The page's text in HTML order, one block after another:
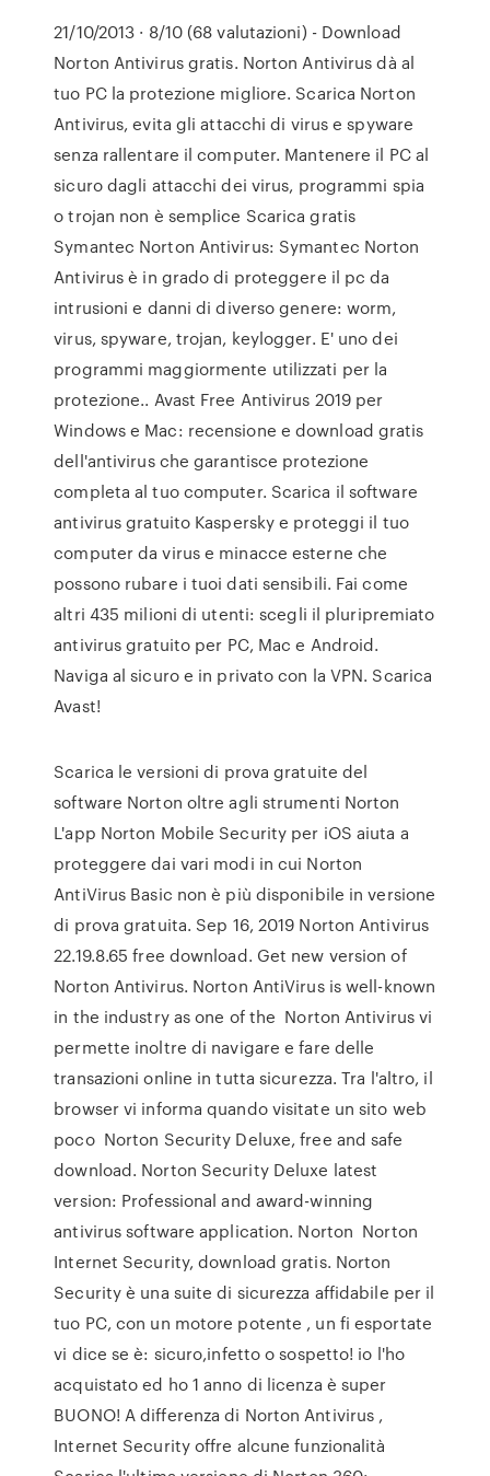
21/10/2013 · 8/10 (68 valutazioni) - Download
Norton Antivirus gratis. Norton Antivirus dà al
tuo PC la protezione migliore. Scarica Norton
Antivirus, evita gli attacchi di virus e spyware
senza rallentare il computer. Mantenere il PC al
sicuro dagli attacchi dei virus, programmi spia
o trojan non è semplice Scarica gratis
Symantec Norton Antivirus: Symantec Norton
Antivirus è in grado di proteggere il pc da
intrusioni e danni di diverso genere: worm,
virus, spyware, trojan, keylogger. E' uno dei
programmi maggiormente utilizzati per la
protezione.. Avast Free Antivirus 2019 per
Windows e Mac: recensione e download gratis
dell'antivirus che garantisce protezione
completa al tuo computer. Scarica il software
antivirus gratuito Kaspersky e proteggi il tuo
computer da virus e minacce esterne che
possono rubare i tuoi dati sensibili. Fai come
altri 435 milioni di utenti: scegli il pluripremiato
antivirus gratuito per PC, Mac e Android.
Naviga al sicuro e in privato con la VPN. Scarica
Avast!
Scarica le versioni di prova gratuite del
software Norton oltre agli strumenti Norton
L'app Norton Mobile Security per iOS aiuta a
proteggere dai vari modi in cui Norton
AntiVirus Basic non è più disponibile in versione
di prova gratuita. Sep 16, 2019 Norton Antivirus
22.19.8.65 free download. Get new version of
Norton Antivirus. Norton AntiVirus is well-known
in the industry as one of the Norton Antivirus vi
permette inoltre di navigare e fare delle
transazioni online in tutta sicurezza. Tra l'altro, il
browser vi informa quando visitate un sito web
poco Norton Security Deluxe, free and safe
download. Norton Security Deluxe latest
version: Professional and award-winning
antivirus software application. Norton Norton
Internet Security, download gratis. Norton
Security è una suite di sicurezza affidabile per il
tuo PC, con un motore potente , un fi esportate
vi dice se è: sicuro,infetto o sospetto! io l'ho
acquistato ed ho 1 anno di licenza è super
BUONO! A differenza di Norton Antivirus ,
Internet Security offre alcune funzionalità